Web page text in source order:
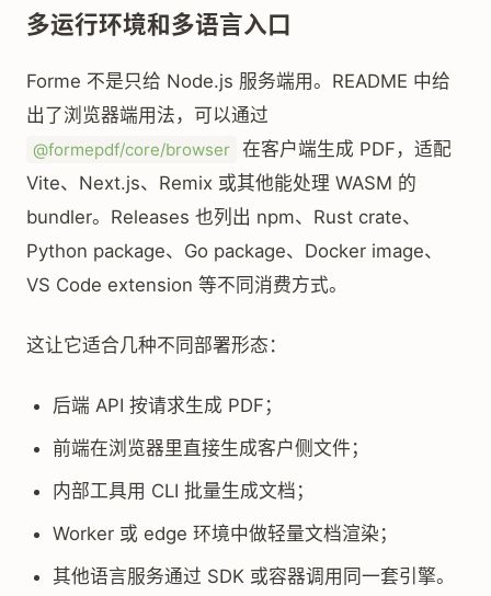
多运行环境和多语言入口
Forme 不是只给 Node.js 服务端用。README 中给
出了浏览器端用法，可以通过
@formepdf/core/browser 在客户端生成 PDF，适配
Vite、Next.js、Remix 或其他能处理 WASM 的
bundler。Releases 也列出 npm、Rust crate、
Python package、Go package、Docker image、
VS Code extension 等不同消费方式。
这让它适合几种不同部署形态：
后端 API 按请求生成 PDF；
前端在浏览器里直接生成客户侧文件；
内部工具用 CLI 批量生成文档；
Worker 或 edge 环境中做轻量文档渲染；
其他语言服务通过 SDK 或容器调用同一套引擎。